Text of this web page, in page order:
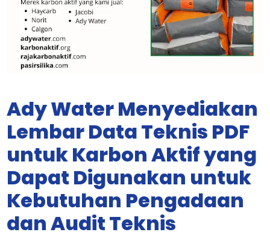
Ady Water Menyediakan
Lembar Data Teknis PDF
untuk Karbon Aktif yang
Dapat Digunakan untuk
Kebutuhan Pengadaan
dan Audit Teknis